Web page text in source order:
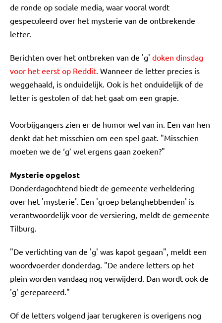
de ronde op sociale media, waar vooral wordt
gespeculeerd over het mysterie van de ontbrekende
letter.
Berichten over het ontbreken van de 'g' doken dinsdag
voor het eerst op Reddit. Wanneer de letter precies is
weggehaald, is onduidelijk. Ook is het onduidelijk of de
letter is gestolen of dat het gaat om een grapje.
Voorbijgangers zien er de humor wel van in. Een van hen
denkt dat het misschien om een spel gaat. "Misschien
moeten we de ‘g’ wel ergens gaan zoeken?"
Mysterie opgelost
Donderdagochtend biedt de gemeente verheldering
over het 'mysterie'. Een 'groep belanghebbenden' is
verantwoordelijk voor de versiering, meldt de gemeente
Tilburg.
"De verlichting van de 'g' was kapot gegaan", meldt een
woordvoerder donderdag. "De andere letters op het
plein worden vandaag nog verwijderd. Dan wordt ook de
'g' gerepareerd."
Of de letters volgend jaar terugkeren is overigens nog